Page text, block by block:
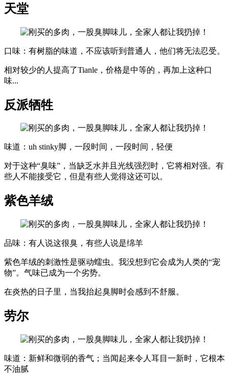
天堂
口味：有树脂的味道，不应该听到普通人，他们将无法忍受。
相对较少的人提高了Tianle，价格是中等的，再加上这种口
味...
反派牺牲
味道：uh stinky脚，一段时间，一段时间，轻便
对于这种“臭味”，当缺乏水并且光线强烈时，它将相对强。有
些人不能接受它，但是有些人觉得这还可以。
紫色羊绒
品味：有人说这很臭，有些人说是绵羊
紫色羊绒的刺激性是驱动蠕虫。我没想到它会成为人类的“宠
物”。气味已成为一个劣势。
在炎热的日子里，当我抬起臭脚时会感到不舒服。
劳尔
味道：新鲜和微弱的香气；当闻起来令人耳目一新时，它根本
不油腻